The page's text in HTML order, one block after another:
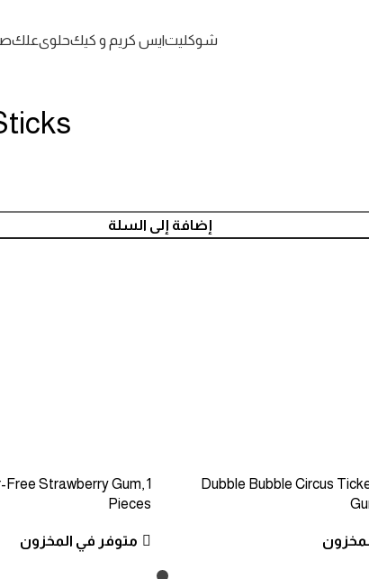
شوكليتايس كريم و كيكحلوىعلك
إضافة إلى السلة
Dubble Bubble Circus
Strawberry Gum, 1
Pieces
متوفر في المخزون